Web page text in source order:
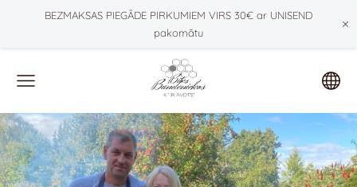
BEZMAKSAS PIEGĀDE PIRKUMIEM VIRS 30€ ar UNISEND
pakomātu
×